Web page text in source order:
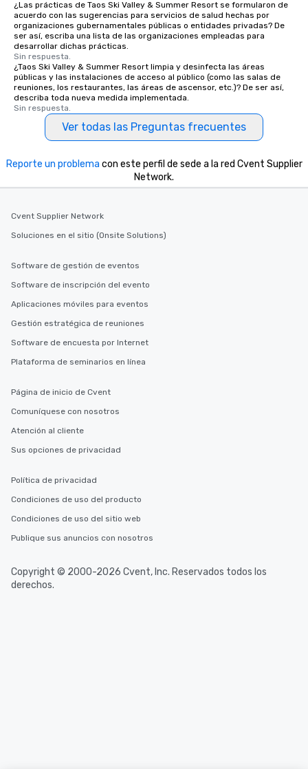
¿Las prácticas de Taos Ski Valley & Summer Resort se formularon de
acuerdo con las sugerencias para servicios de salud hechas por
organizaciones gubernamentales públicas o entidades privadas? De
ser así, escriba una lista de las organizaciones empleadas para
desarrollar dichas prácticas.
Sin respuesta.
¿Taos Ski Valley & Summer Resort limpia y desinfecta las áreas
públicas y las instalaciones de acceso al público (como las salas de
reuniones, los restaurantes, las áreas de ascensor, etc.)? De ser así,
describa toda nueva medida implementada.
Sin respuesta.
Ver todas las Preguntas frecuentes
Reporte un problema con este perfil de sede a la red Cvent Supplier
Network.
Cvent Supplier Network
Soluciones en el sitio (Onsite Solutions)
Software de gestión de eventos
Software de inscripción del evento
Aplicaciones móviles para eventos
Gestión estratégica de reuniones
Software de encuesta por Internet
Plataforma de seminarios en línea
Página de inicio de Cvent
Comuníquese con nosotros
Atención al cliente
Sus opciones de privacidad
Política de privacidad
Condiciones de uso del producto
Condiciones de uso del sitio web
Publique sus anuncios con nosotros
Copyright © 2000-2026 Cvent, Inc. Reservados todos los
derechos.